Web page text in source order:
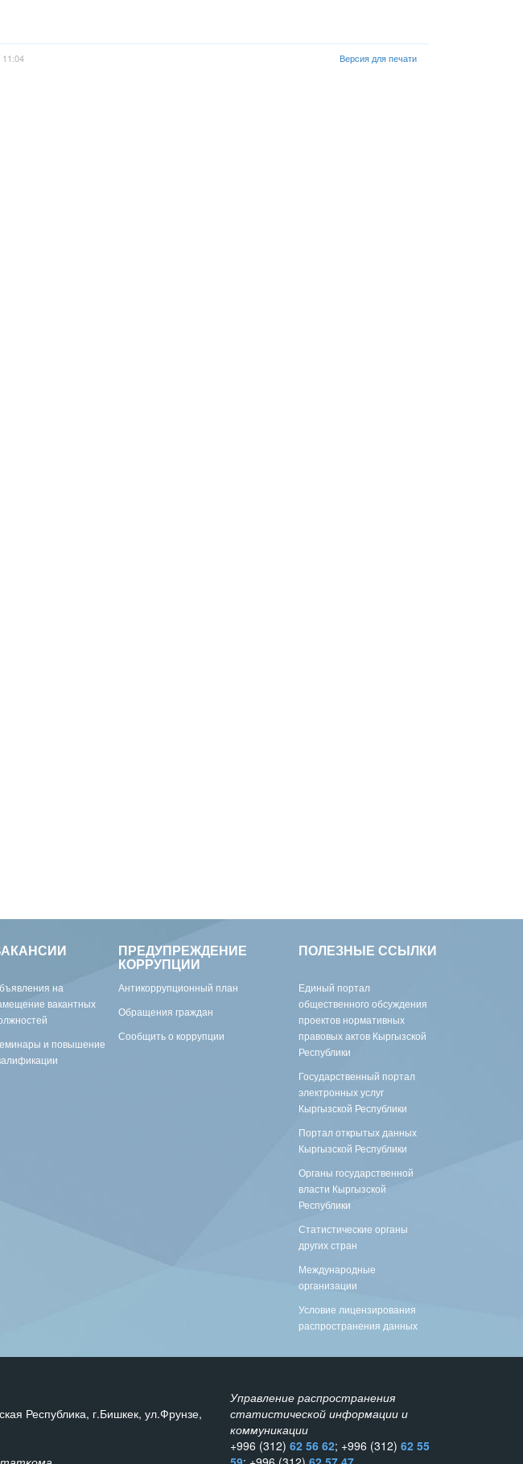
Версия для печати
на
вакантных
и повышение
ПРЕДУПРЕЖДЕНИЕ
КОРРУПЦИИ
Антикоррупционный план
Обращения граждан
Сообщить о коррупции
ПОЛЕЗНЫЕ ССЫЛКИ
Единый портал
общественного обсуждения
проектов нормативных
правовых актов Кыргызской
Республики
Государственный портал
электронных услуг
Кыргызской Республики
Портал открытых данных
Кыргызской Республики
Органы государственной
власти Кыргызской
Республики
Статистические органы
других стран
Международные
организации
Условие лицензирования
распространения данных
Республика, г.Бишкек, ул.Фрунзе,
Управление распространения
статистической информации и
коммуникации
+996 (312) 62 56 62; +996 (312) 62 55